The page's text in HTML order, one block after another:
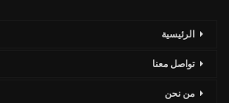
الرئيسية
تواصل معنا
من نحن